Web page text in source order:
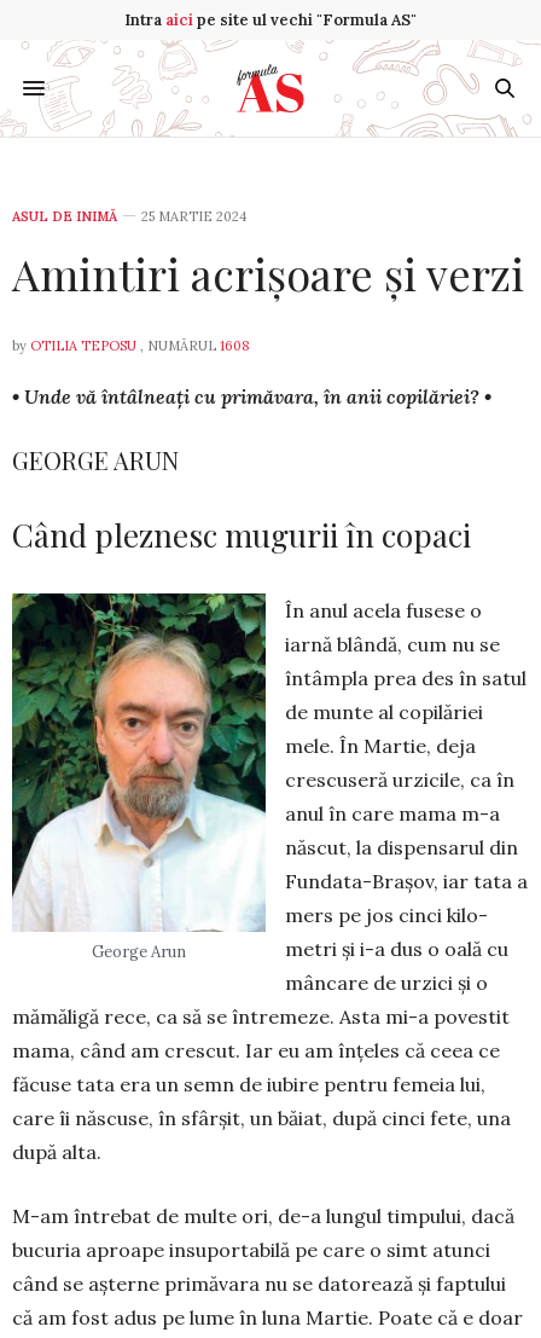
Intra aicipe site ul vechi "Formula AS"
ASUL DE INIMĂ 25 MARTIE 2024
Amintiri acrișoare și verzi
by OTILIA TEPOSU , NUMĂRUL 1608
• Unde vă întâlneați cu primăvara, în anii copilăriei? •
GEORGE ARUN
Când pleznesc mugurii în copaci
George Arun
În anul acela fusese o
iarnă blândă, cum nu se
întâmpla prea des în satul
de munte al copilăriei
mele. În Martie, deja
crescuseră urzicile, ca în
anul în care mama m-a
născut, la dis­pen­sarul din
Fundata-Brașov, iar tata a
mers pe jos cinci kilo­
metri și i-a dus o oală cu
mân­ca­re de urzici și o
mă­măligă rece, ca să se întremeze. Asta mi-a povestit
mama, când am cres­cut. Iar eu am înțeles că ceea ce
fă­cu­se tata era un semn de iubire pentru femeia lui,
care îi născuse, în sfâr­șit, un băiat, după cinci fete, una
după alta.
M-am întrebat de multe ori, de-a lungul timpu­lui, da­că
bucuria aproape insu­por­tabilă pe care o simt atunci
când se așterne primăvara nu se dato­rea­ză și faptului
că am fost adus pe lume în luna Martie. Poate că e doar